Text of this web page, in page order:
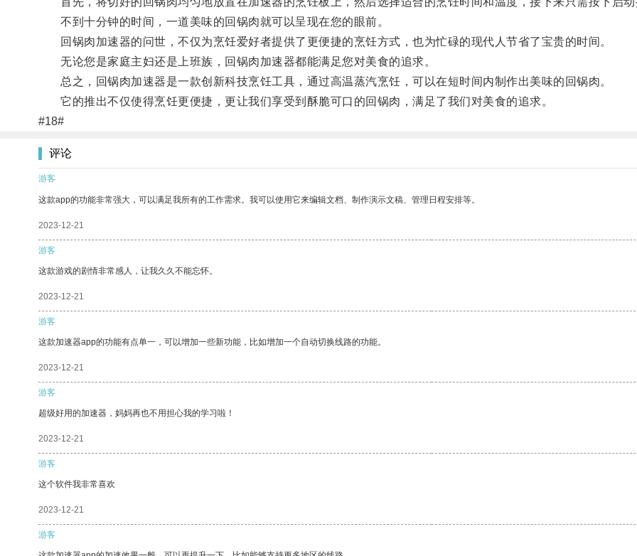
不到十分钟的时间，一道美味的回锅肉就可以呈现在您的眼前。
回锅肉加速器的问世，不仅为烹饪爱好者提供了更便捷的烹饪方式，也为忙碌的现代人节省了宝贵的时间。
无论您是家庭主妇还是上班族，回锅肉加速器都能满足您对美食的追求。
总之，回锅肉加速器是一款创新科技烹饪工具，通过高温蒸汽烹饪，可以在短时间内制作出美味的回锅肉。
它的推出不仅使得烹饪更便捷，更让我们享受到酥脆可口的回锅肉，满足了我们对美食的追求。
#18#
评论
游客
这款app的功能非常强大，可以满足我所有的工作需求。我可以使用它来编辑文档、制作演示文稿、管理日程安排等。
2023-12-21
游客
这款游戏的剧情非常感人，让我久久不能忘怀。
2023-12-21
游客
这款加速器app的功能有点单一，可以增加一些新功能，比如增加一个自动切换线路的功能。
2023-12-21
游客
超级好用的加速器，妈妈再也不用担心我的学习啦！
2023-12-21
游客
这个软件我非常喜欢
2023-12-21
游客